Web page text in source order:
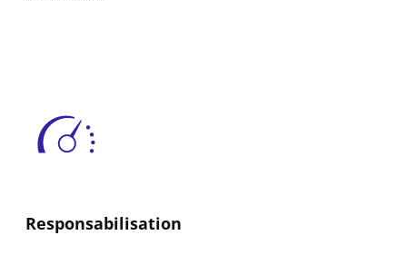
Responsabilisation